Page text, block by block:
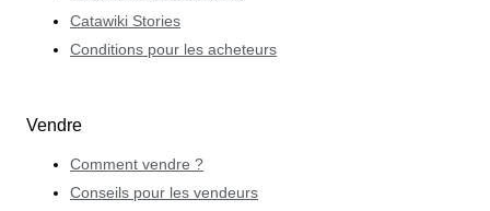
Catawiki Stories
Conditions pour les acheteurs
Vendre
Comment vendre ?
Conseils pour les vendeurs